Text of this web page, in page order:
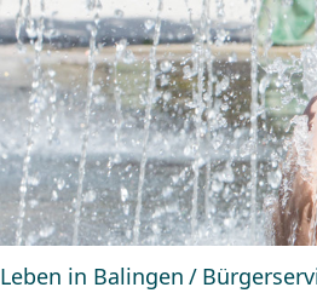
Leben in Balingen